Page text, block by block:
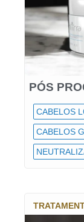
PÓS
CABELOS
CABELOS